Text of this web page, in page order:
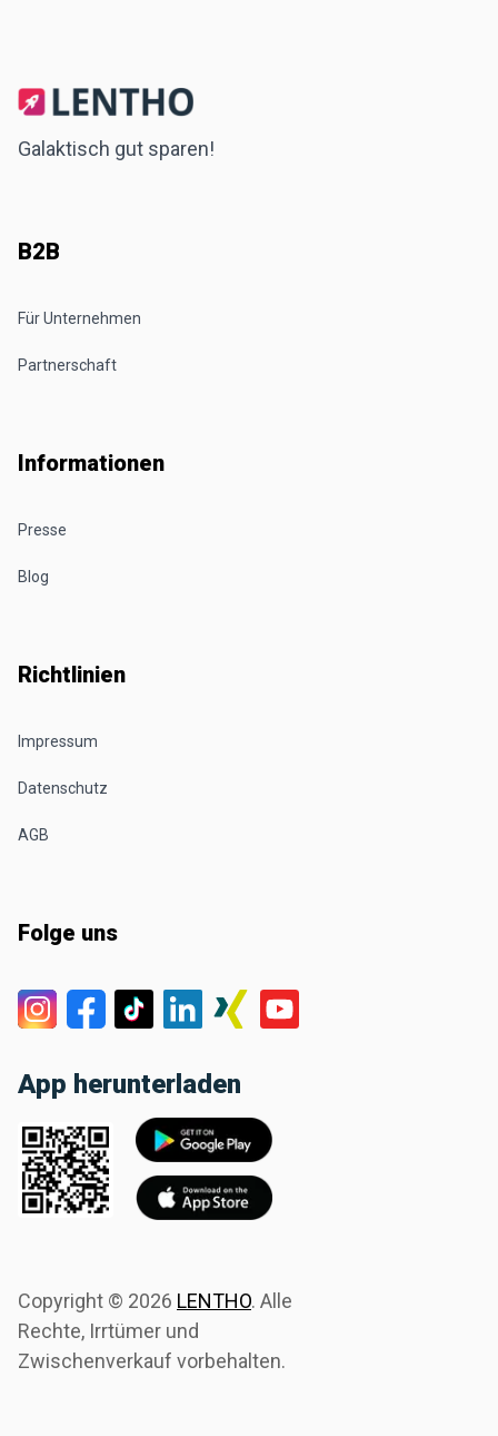
Galaktisch gut sparen!
B2B
Für Unternehmen
Partnerschaft
Informationen
Presse
Blog
Richtlinien
Impressum
Datenschutz
AGB
Folge uns
App herunterladen
Copyright © 2026 LENTHO. Alle
Rechte, Irrtümer und
Zwischenverkauf vorbehalten.